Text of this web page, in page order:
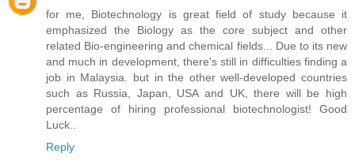
for me, Biotechnology is great field of study because it
emphasized the Biology as the core subject and other
related Bio-engineering and chemical fields... Due to its new
and much in development, there's still in difficulties finding a
job in Malaysia. but in the other well-developed countries
such as Russia, Japan, USA and UK, there will be high
percentage of hiring professional biotechnologist! Good
Luck..
Reply